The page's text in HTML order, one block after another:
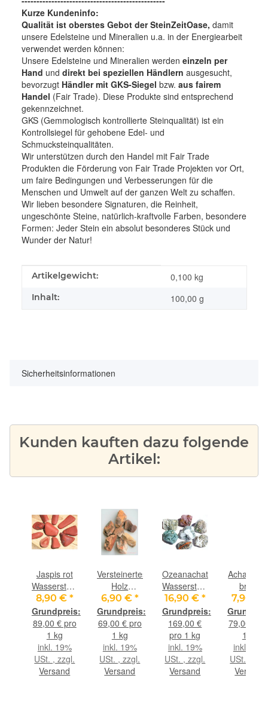
Kurze Kundeninfo:
Qualität ist oberstes Gebot der SteinZeitOase, damit
unsere Edelsteine und Mineralien u.a. in der Energiearbeit
verwendet werden können:
Unsere Edelsteine und Mineralien werden einzeln per
Hand und direkt bei speziellen Händlern ausgesucht,
bevorzugt Händler mit GKS-Siegel bzw. aus fairem
Handel (Fair Trade). Diese Produkte sind entsprechend
gekennzeichnet.
GKS (Gemmologisch kontrollierte Steinqualität) ist ein
Kontrollsiegel für gehobene Edel- und
Schmucksteinqualitäten.
Wir unterstützen durch den Handel mit Fair Trade
Produkten die Förderung von Fair Trade Projekten vor Ort,
um faire Bedingungen und Verbesserungen für die
Menschen und Umwelt auf der ganzen Welt zu schaffen.
Wir lieben besondere Signaturen, die Reinheit,
ungeschönte Steine, natürlich-kraftvolle Farben, besondere
Formen: Jeder Stein ein absolut besonderes Stück und
Wunder der Natur!
Produkteigenschaft
Wert
Artikelgewicht: 0,100 kg
Inhalt: 100,00 g
Sicherheitsinformationen
Kunden kauften dazu folgende
Artikel:
Jaspis rot
Wassersteine-
Sonderqualität
/
Trommelsteine
roh - ca.
100 g
(GKS)
8,90 € *
89,00 € pro
1 kg
inkl. 19%
USt. , zzgl.
Versand
Versteinertes
Holz
Wassersteine-
Sonderqualität
/ Rohsteine
extra
angetrommelt
- ca. 100 g
(GKS) -
6,90 € *
69,00 € pro
1 kg
inkl. 19%
USt. , zzgl.
Versand
Ozeanachat
Wassersteine-
A-
Sonderqualität
/ Rohsteine
extra
angetrommelt
- Rarität -
(Ozeanjaspis
16,90 € *
169,00 €
pro 1 kg
inkl. 19%
USt. , zzgl.
Versand
Achat
braun
/
extra
- ca. 100
(GKS)
7,90 €
79,00 €
1 kg
inkl. 19%
USt. ,
Versand